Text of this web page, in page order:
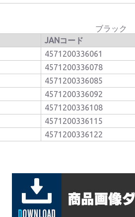
ブラック
JANコード
4571200336061
4571200336078
4571200336085
4571200336092
4571200336108
4571200336115
4571200336122